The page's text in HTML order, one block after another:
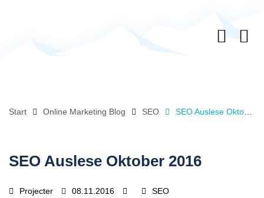
Start Online Marketing Blog SEO SEO Auslese Oktober 2016
SEO Auslese Oktober 2016
Projecter 08.11.2016 SEO